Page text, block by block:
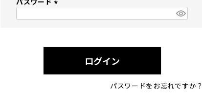
)
ログイン
パスワードをお忘れですか？